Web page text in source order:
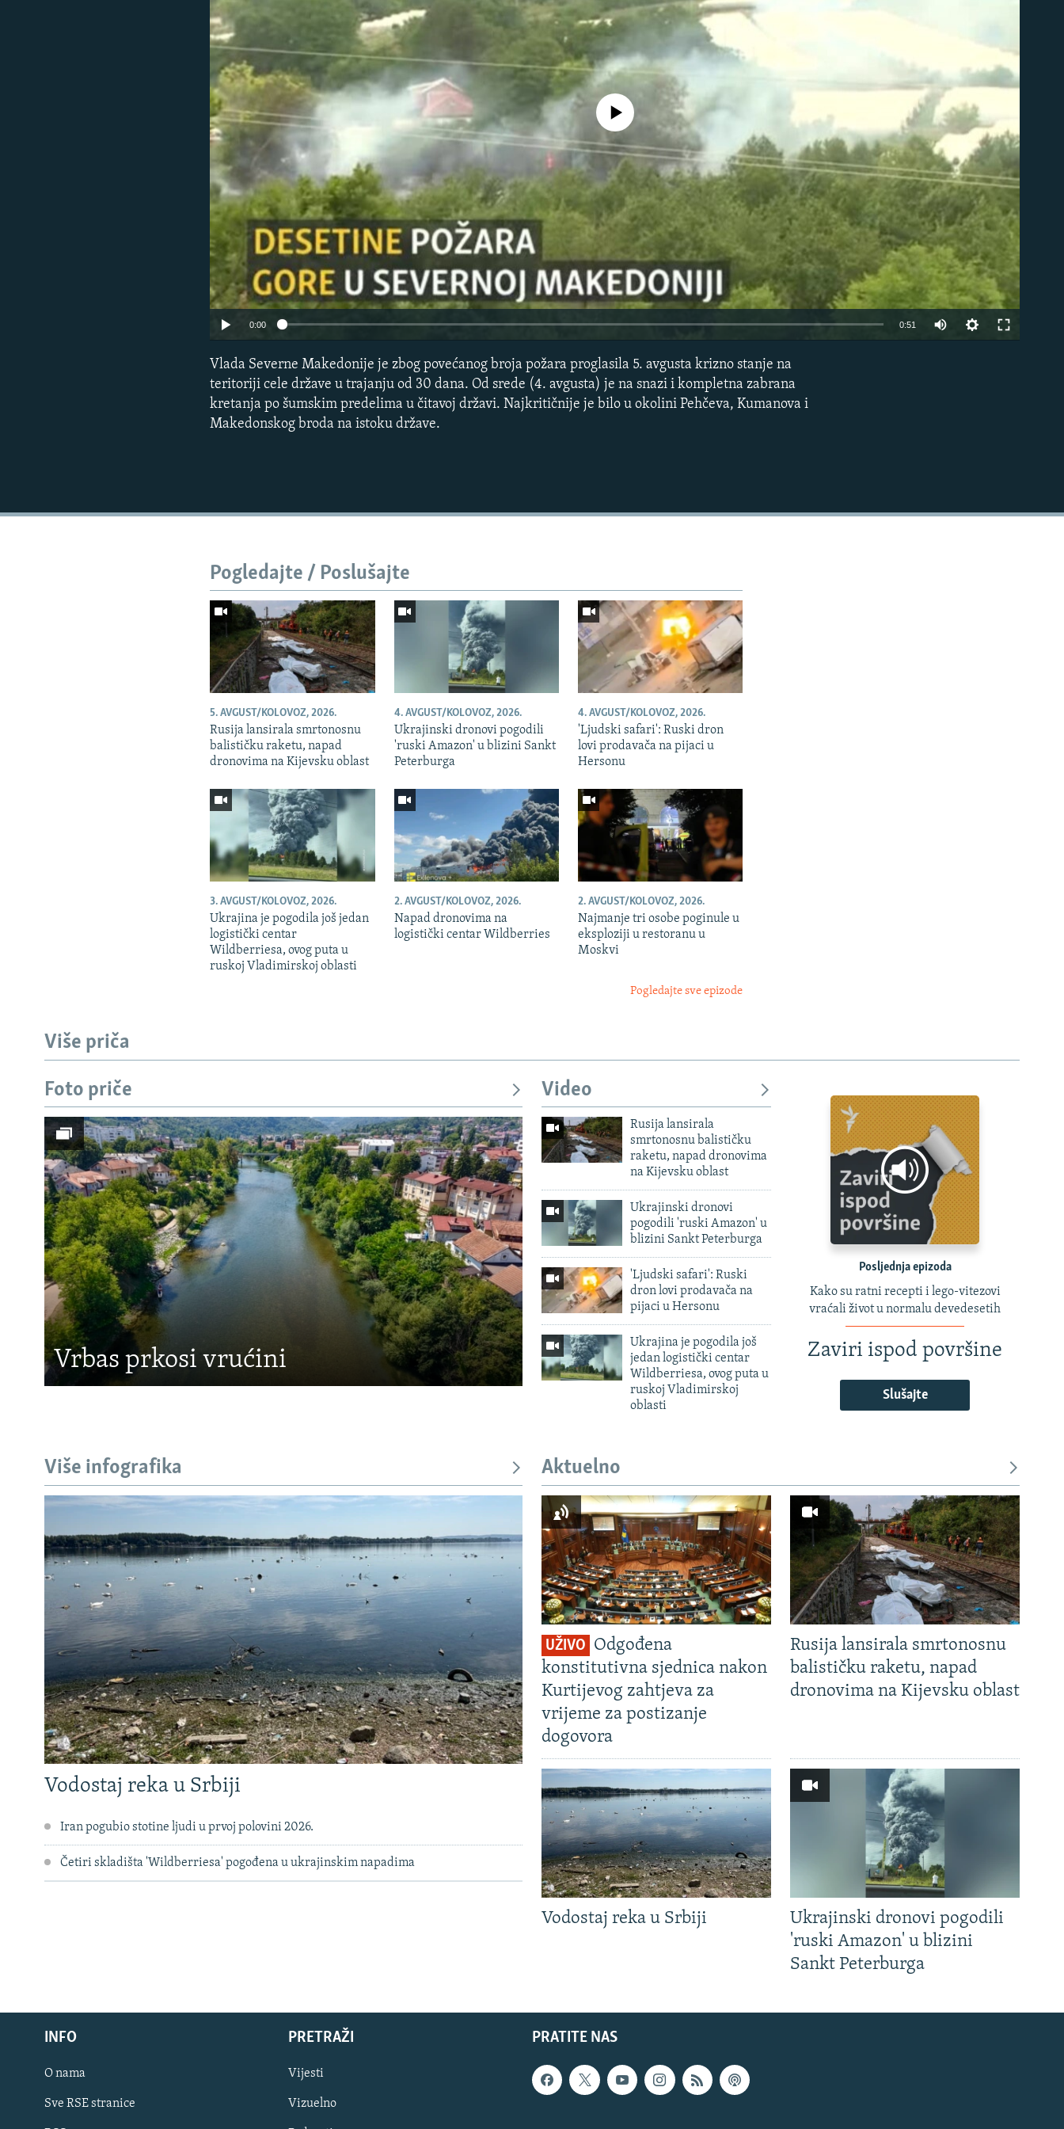
No media source currently available
0:00 0:51
Vlada Severne Makedonije je zbog povećanog broja požara proglasila 5. avgusta krizno stanje na
teritoriji cele države u trajanju od 30 dana. Od srede (4. avgusta) je na snazi i kompletna zabrana
kretanja po šumskim predelima u čitavoj državi. Najkritičnije je bilo u okolini Pehčeva, Kumanova i
Makedonskog broda na istoku države.
Pogledajte / Poslušajte
5. AVGUST/KOLOVOZ, 2026.
Rusija lansirala smrtonosnu
balističku raketu, napad
dronovima na Kijevsku oblast
4. AVGUST/KOLOVOZ, 2026.
Ukrajinski dronovi pogodili
'ruski Amazon' u blizini Sankt
Peterburga
4. AVGUST/KOLOVOZ, 2026.
'Ljudski safari': Ruski dron
lovi prodavača na pijaci u
Hersonu
3. AVGUST/KOLOVOZ, 2026.
Ukrajina je pogodila još jedan
logistički centar
Wildberriesa, ovog puta u
ruskoj Vladimirskoj oblasti
2. AVGUST/KOLOVOZ, 2026.
Napad dronovima na
logistički centar Wildberries
2. AVGUST/KOLOVOZ, 2026.
Najmanje tri osobe poginule u
eksploziji u restoranu u
Moskvi
Pogledajte sve epizode
Više priča
Foto priče
Vrbas prkosi vrućini
Video
Rusija lansirala
smrtonosnu balističku
raketu, napad dronovima
na Kijevsku oblast
Ukrajinski dronovi
pogodili 'ruski Amazon' u
blizini Sankt Peterburga
'Ljudski safari': Ruski
dron lovi prodavača na
pijaci u Hersonu
Ukrajina je pogodila još
jedan logistički centar
Wildberriesa, ovog puta u
ruskoj Vladimirskoj
oblasti
Posljednja epizoda
Kako su ratni recepti i lego-vitezovi
vraćali život u normalu devedesetih
Zaviri ispod površine
Slušajte
Pratite
Više infografika
Vodostaj reka u Srbiji
Iran pogubio stotine ljudi u prvoj polovini 2026.
Četiri skladišta 'Wildberriesa' pogođena u ukrajinskim napadima
Aktuelno
UŽIVO Odgođena
konstitutivna sjednica nakon
Kurtijevog zahtjeva za
vrijeme za postizanje
dogovora
Rusija lansirala smrtonosnu
balističku raketu, napad
dronovima na Kijevsku oblast
Vodostaj reka u Srbiji
Ukrajinski dronovi pogodili
'ruski Amazon' u blizini
Sankt Peterburga
PRATITE NAS
INFO
O nama
Sve RSE stranice
PRETRAŽI
Vijesti
Vizuelno